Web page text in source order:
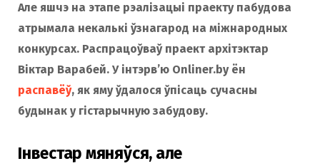
Але яшчэ на этапе рэалізацыі праекту пабудова
атрымала некалькі ўзнагарод на міжнародных
конкурсах. Распрацоўваў праект архітэктар
Віктар Варабей. У інтэрв’ю Onliner.by ён
распавёў, як яму ўдалося ўпісаць сучасны
будынак у гістарычную забудову.
Інвестар мяняўся, але